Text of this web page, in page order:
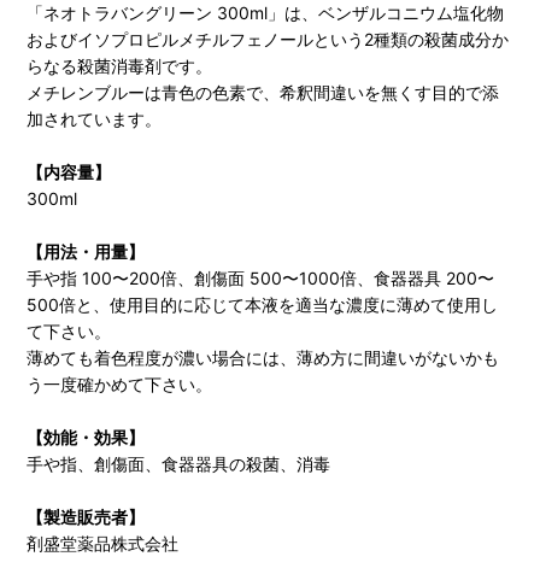
「ネオトラバングリーン 300ml」は、ベンザルコニウム塩化物
およびイソプロピルメチルフェノールという2種類の殺菌成分か
らなる殺菌消毒剤です。
メチレンブルーは青色の色素で、希釈間違いを無くす目的で添
加されています。
【内容量】
300ml
【用法・用量】
手や指 100〜200倍、創傷面 500〜1000倍、食器器具 200〜
500倍と、使用目的に応じて本液を適当な濃度に薄めて使用し
て下さい。
薄めても着色程度が濃い場合には、薄め方に間違いがないかも
う一度確かめて下さい。
【効能・効果】
手や指、創傷面、食器器具の殺菌、消毒
【製造販売者】
剤盛堂薬品株式会社